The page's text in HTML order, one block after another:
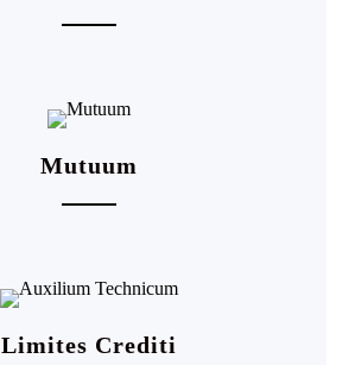
Mutuum
Limites Crediti